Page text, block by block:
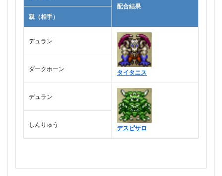
配合結果
親（相手）
デュラン
タイタニス
ダークホーン
デュラン
デスピサロ
しんりゅう